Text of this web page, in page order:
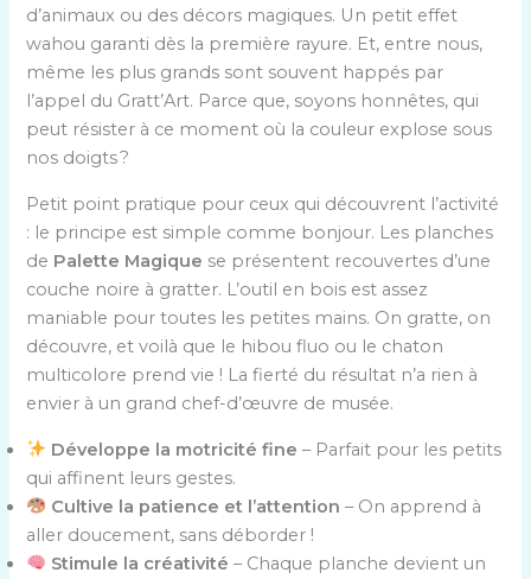
d’animaux ou des décors magiques. Un petit effet
wahou garanti dès la première rayure. Et, entre nous,
même les plus grands sont souvent happés par
l’appel du Gratt’Art. Parce que, soyons honnêtes, qui
peut résister à ce moment où la couleur explose sous
nos doigts ?
Petit point pratique pour ceux qui découvrent l’activité
: le principe est simple comme bonjour. Les planches
de Palette Magique se présentent recouvertes d’une
couche noire à gratter. L’outil en bois est assez
maniable pour toutes les petites mains. On gratte, on
découvre, et voilà que le hibou fluo ou le chaton
multicolore prend vie ! La fierté du résultat n’a rien à
envier à un grand chef-d’œuvre de musée.
Développe la motricité fine – Parfait pour les petits
qui affinent leurs gestes.
Cultive la patience et l’attention – On apprend à
aller doucement, sans déborder !
Stimule la créativité – Chaque planche devient un